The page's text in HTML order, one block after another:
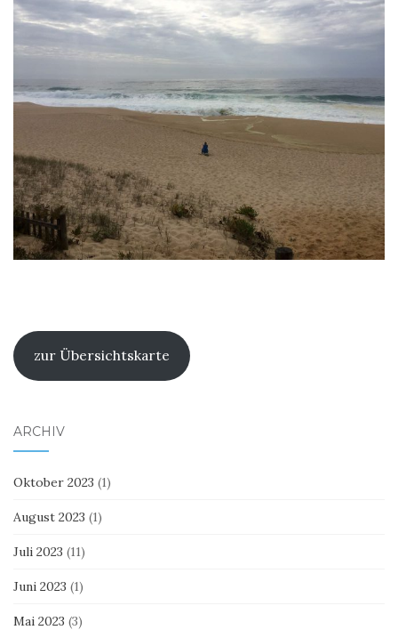
zur Übersichtskarte
ARCHIV
Oktober 2023 (1)
August 2023 (1)
Juli 2023 (11)
Juni 2023 (1)
Mai 2023 (3)